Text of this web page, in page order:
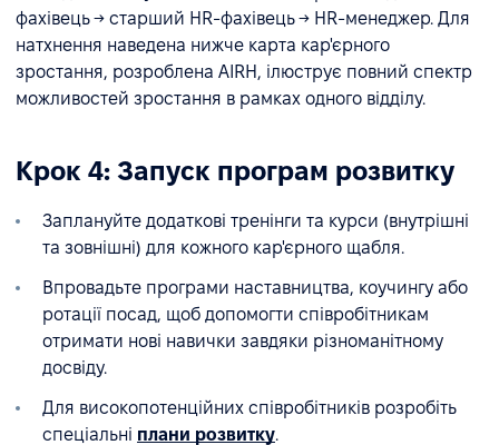
фахівець → старший HR-фахівець → HR-менеджер. Для
натхнення наведена нижче карта кар'єрного
зростання, розроблена AIRH, ілюструє повний спектр
можливостей зростання в рамках одного відділу.
Крок 4: Запуск програм розвитку
Заплануйте додаткові тренінги та курси (внутрішні
та зовнішні) для кожного кар'єрного щабля.
Впровадьте програми наставництва, коучингу або
ротації посад, щоб допомогти співробітникам
отримати нові навички завдяки різноманітному
досвіду.
Для високопотенційних співробітників розробіть
спеціальні плани розвитку.